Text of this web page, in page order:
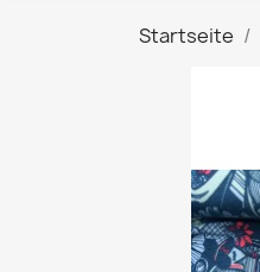
Startseite